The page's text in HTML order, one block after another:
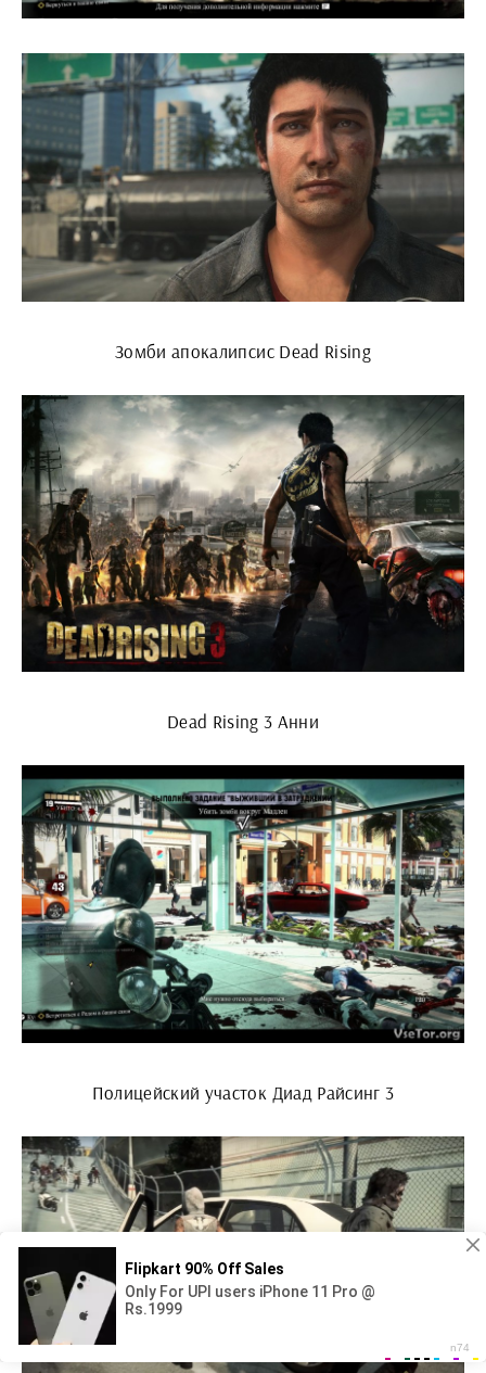
Зомби апокалипсис Dead Rising
Dead Rising 3 Анни
Полицейский участок Диад Райсинг 3